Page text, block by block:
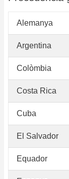
Alemanya
Argentina
Colòmbia
Costa Rica
Cuba
El Salvador
Equador